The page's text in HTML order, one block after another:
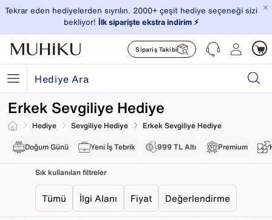
×
Tekrar eden hediyelerden sıyrılın. 2000+ çeşit hediye seçeneği sizi
bekliyor! İlk siparişte ekstra indirim ⚡️
Sipariş Takibi
Hediye Sevgiliye Hediye Erkek Sevgiliye Hediye
Erkek Sevgiliye Hediye
Doğum Günü Yeni İş Tebrik 999 TL Altı Premium
Sık kullanılan filtreler
Tümü İlgi Alanı Fiyat Değerlendirme